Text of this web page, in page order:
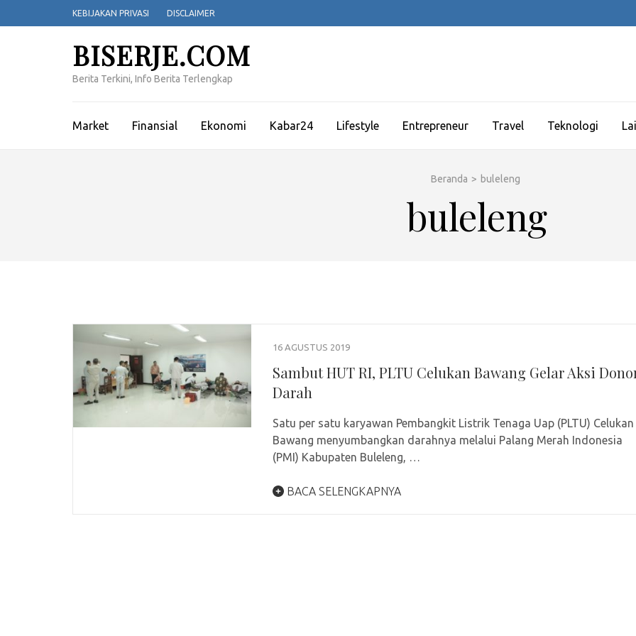
ke
KEBIJAKAN PRIVASI DISCLAIMER
BISERJE.COM
Berita Terkini, Info Berita Terlengkap
Market Finansial Ekonomi Kabar24 Lifestyle Entrepreneur Travel Teknologi
Beranda > buleleng
buleleng
16 AGUSTUS 2019
Sambut HUT RI, PLTU Celukan Bawang Gelar Aksi
Darah
Satu per satu karyawan Pembangkit Listrik Tenaga Uap (PLTU) Celukan
Bawang menyumbangkan darahnya melalui Palang Merah Indonesia
(PMI) Kabupaten Buleleng, …
BACA SELENGKAPNYA